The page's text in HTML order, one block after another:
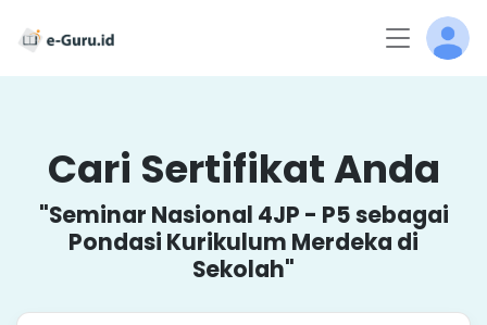
Cari Sertifikat Anda
"Seminar Nasional 4JP - P5 sebagai
Pondasi Kurikulum Merdeka di
Sekolah"